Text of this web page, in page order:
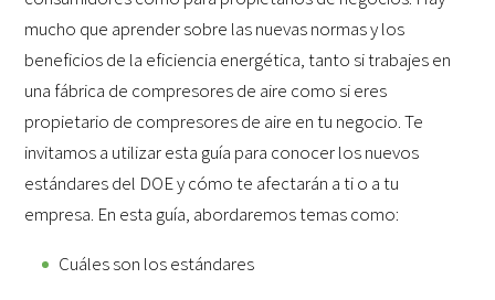
mucho que aprender sobre las nuevas normas y los
beneficios de la eficiencia energética, tanto si trabajes en
una fábrica de compresores de aire como si eres
propietario de compresores de aire en tu negocio. Te
invitamos a utilizar esta guía para conocer los nuevos
estándares del DOE y cómo te afectarán a ti o a tu
empresa. En esta guía, abordaremos temas como:
Cuáles son los estándares